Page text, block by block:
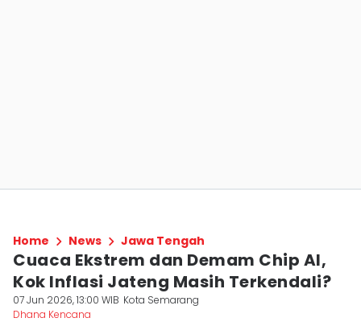
Home News Jawa Tengah
Cuaca Ekstrem dan Demam Chip AI,
Kok Inflasi Jateng Masih Terkendali?
07 Jun 2026, 13:00 WIB Kota Semarang
Dhana Kencana